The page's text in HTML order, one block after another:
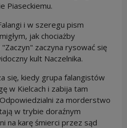
Piaseckiemu.
i w szeregu pism
jak chociażby
zaczyna rysować się
kult Naczelnika.
się, kiedy grupa falangistów
w Kielcach i zabija tam
za morderstwo
w trybie doraźnym
na karę śmierci przez sąd